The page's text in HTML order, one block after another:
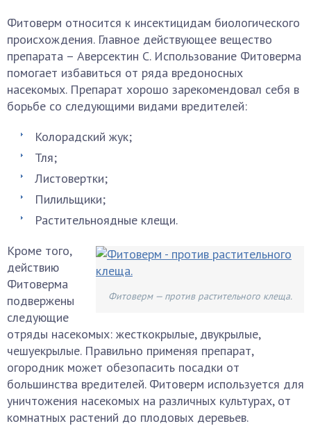
Фитоверм относится к инсектицидам биологического
происхождения. Главное действующее вещество
препарата – Аверсектин С. Использование Фитоверма
помогает избавиться от ряда вредоносных
насекомых. Препарат хорошо зарекомендовал себя в
борьбе со следующими видами вредителей:
Колорадский жук;
Тля;
Листовертки;
Пилильщики;
Растительноядные клещи.
Фитоверм — против растительного клеща.
Кроме того,
действию
Фитоверма
подвержены
следующие
отряды насекомых: жесткокрылые, двукрылые,
чешуекрылые. Правильно применяя препарат,
огородник может обезопасить посадки от
большинства вредителей. Фитоверм используется для
уничтожения насекомых на различных культурах, от
комнатных растений до плодовых деревьев.